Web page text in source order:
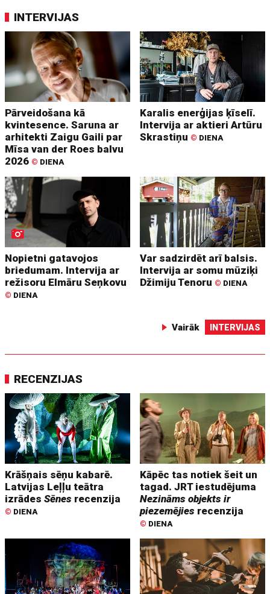
INTERVIJAS
Pārveidošana kā
kvintesence. Saruna ar
arhitekti Zaigu Gaili par
Mīsa van der Roes balvu
2026 © DIENA
Karalis enerģijas ķīselī.
Intervija ar aktieri Artūru
Skrastiņu © DIENA
Nopietni gatavojos
briedumam. Intervija ar
režisoru Elmāru Seņkovu
© DIENA
Var sadzirdēt arī balsis.
Intervija ar somu mūziķi
Džimiju Tenoru © DIENA
Vairāk INTERVIJAS
RECENZIJAS
Krāšņais sēņu kabarē.
Latvijas Leļļu teātra
izrādesSēnes recenzija
© DIENA
Kāpēc tas notiek šeit un
tagad. JRT iestudējuma
Nezināms objekts ir
piezemējies recenzija
© DIENA